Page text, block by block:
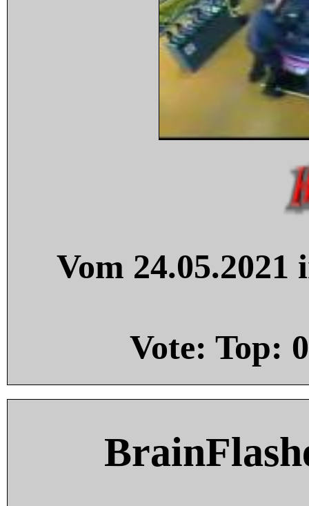
Vom
Vote: Top: 0